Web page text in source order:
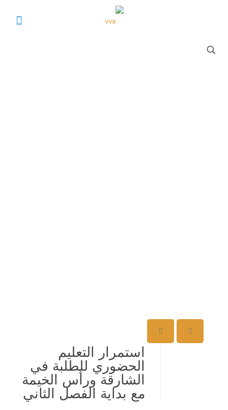
استمرار التعليم
الحضوري للطلبة في
الشارقة ورأس الخيمة
مع بداية الفصل الثاني